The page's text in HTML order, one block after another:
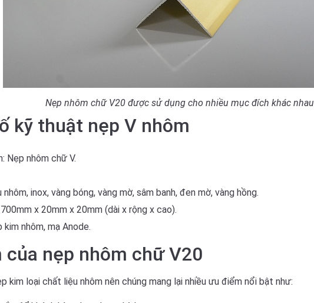
Nẹp nhôm chữ V20 được sử dụng cho nhiều mục đích khác nhau
kỹ thuật nẹp V nhôm
Nẹp nhôm chữ V.
nhôm, inox, vàng bóng, vàng mờ, sâm banh, đen mờ, vàng hồng.
x 20mm x 20mm (dài x rộng x cao).
kim nhôm, mạ Anode.
của nẹp nhôm chữ V20
kim loại chất liệu nhôm nên chúng mang lại nhiều ưu điểm nổi bật như: